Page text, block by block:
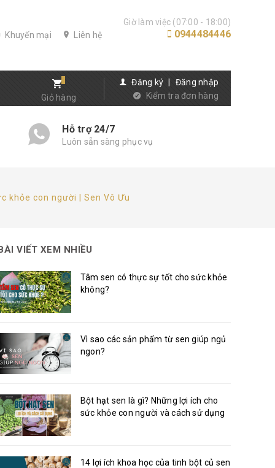
Khuyến mại Liên hệ
Giờ làm việc (07:00 - 18:00)
0944484446
Giỏ hàng
Đăng ký
Đăng nhập
Kiểm tra đơn hàng
Hỗ trợ 24/7
Luôn sẵn sàng phục vụ
khỏe con người | Sen Vô Ưu
VIẾT XEM NHIỀU
Tâm sen có thực sự tốt cho sức khỏe
không?
Vì sao các sản phẩm từ sen giúp ngủ
ngon?
Bột hạt sen là gì? Những lợi ích cho
sức khỏe con người và cách sử dụng
14 lợi ích khoa học của tinh bột củ sen